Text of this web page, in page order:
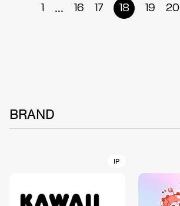
1 ... 16 17 18 19 20
BRAND
IP